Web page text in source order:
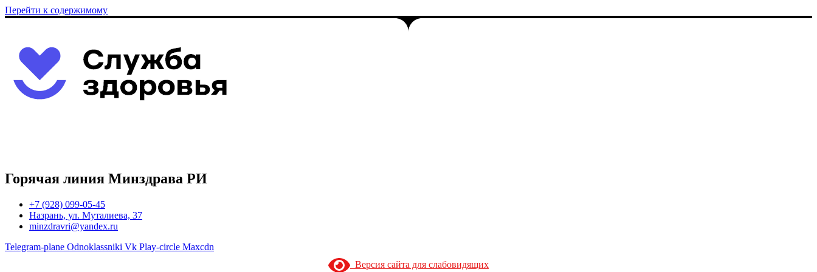
Перейти к содержимому
Горячая линия Минздрава РИ
+7 (928) 099-05-45
Назрань, ул. Муталиева, 37
minzdravri@yandex.ru
Telegram-plane Odnoklassniki Vk Play-circle Maxcdn
Версия сайта для слабовидящих